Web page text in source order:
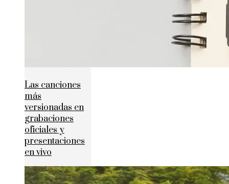
Las canciones
más
versionadas en
grabaciones
oficiales y
presentaciones
en vivo